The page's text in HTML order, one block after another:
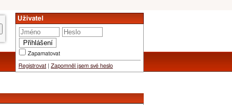
Uživatel
Zapamatovat
Registrovat Zapomněl jsem své heslo